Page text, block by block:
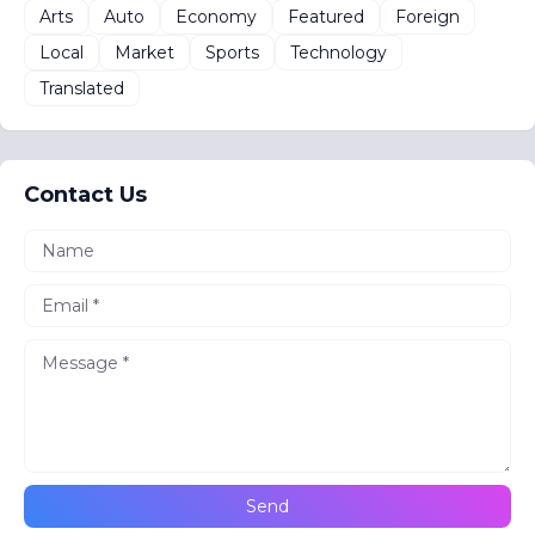
Arts Auto Economy Featured
Foreign
Local
Market Sports
Technology
Translated
Contact Us